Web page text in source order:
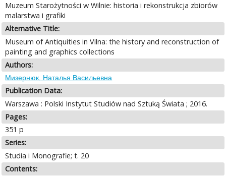
Muzeum Starożytności w Wilnie: historia i rekonstrukcja zbiorów
malarstwa i grafiki
Alternative Title:
Museum of Antiquities in Vilna: the history and reconstruction of
painting and graphics collections
Authors:
Мизернюк, Наталья Васильевна
Publication Data:
Warszawa : Polski Instytut Studiów nad Sztuką Świata ; 2016.
Pages:
351 p
Series:
Studia i Monografie; t. 20
Contents: